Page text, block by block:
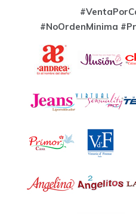
#NoOrdenMinima